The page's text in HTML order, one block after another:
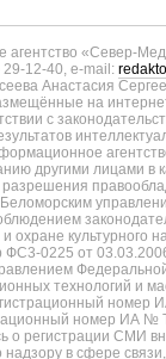
«Север-
29-12-40, e-mail:
Анастасия
на
с
другими лицами в
охране культурного
ФС3-0225 от
технологий и
номер
номер ИА №
о регистрации СМИ
в сфере